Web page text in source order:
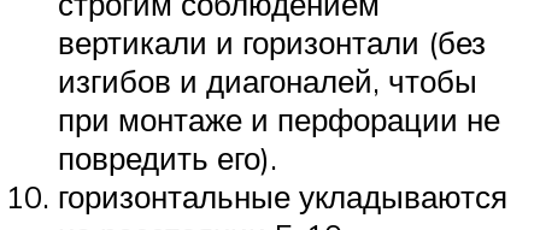
вертикали и горизонтали (без
изгибов и диагоналей, чтобы
при монтаже и перфорации не
повредить его).
горизонтальные укладываются